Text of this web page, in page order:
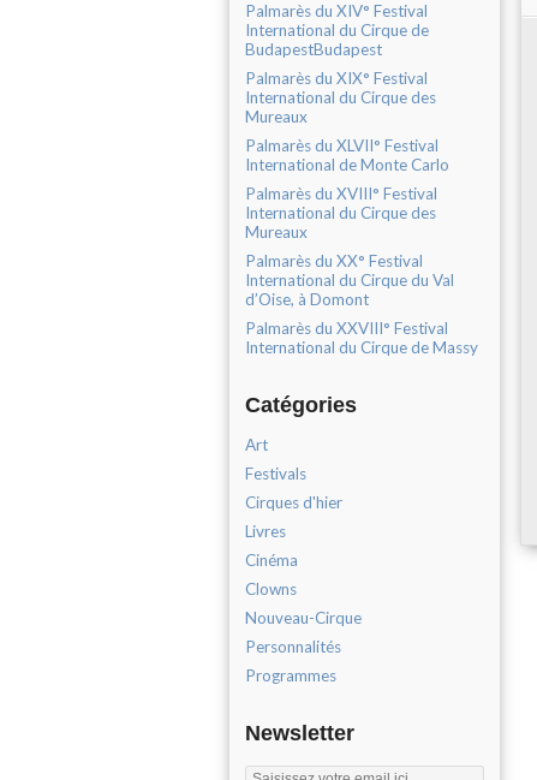
Palmarès du XIV° Festival
International du Cirque de
BudapestBudapest
Palmarès du XIX° Festival
International du Cirque des
Mureaux
Palmarès du XLVII° Festival
International de Monte Carlo
Palmarès du XVIII° Festival
International du Cirque des
Mureaux
Palmarès du XX° Festival
International du Cirque du Val
d’Oise, à Domont
Palmarès du XXVIII° Festival
International du Cirque de Massy
Catégories
Art
Festivals
Cirques d'hier
Livres
Cinéma
Clowns
Nouveau-Cirque
Personnalités
Programmes
Newsletter